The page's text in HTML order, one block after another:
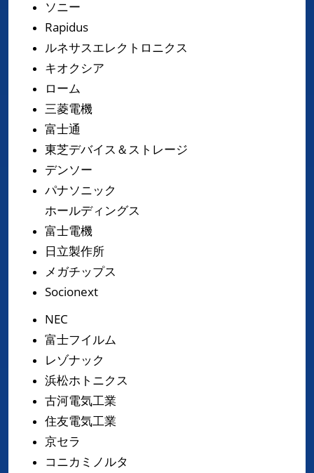
ソニー
Rapidus
ルネサスエレクトロニクス
キオクシア
ローム
三菱電機
富士通
東芝デバイス＆ストレージ
デンソー
パナソニック
ホールディングス
富士電機
日立製作所
メガチップス
Socionext
NEC
富士フイルム
レゾナック
浜松ホトニクス
古河電気工業
住友電気工業
京セラ
コニカミノルタ